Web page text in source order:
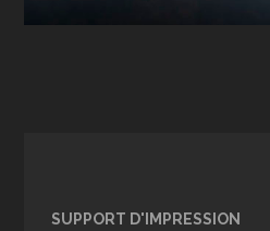
SUPPORT D'IMPRESSION